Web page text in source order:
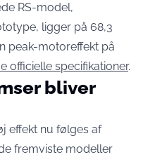
RS-model,
ligger på 68,3
peak-motoreffekt på
officielle specifikationer.
bliver
effekt nu følges af
fremviste modeller